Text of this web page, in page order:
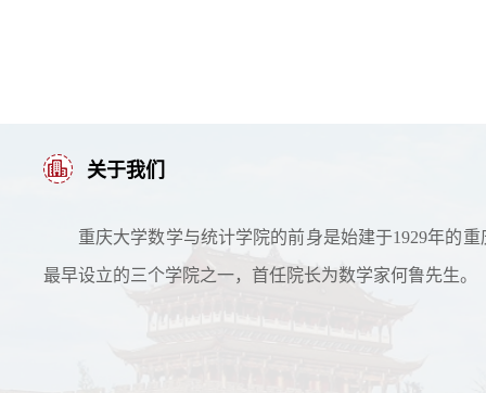
关于我们
重庆大学数学与统计学院的前身是始建于1929年的
最早设立的三个学院之一，首任院长为数学家何鲁先生。